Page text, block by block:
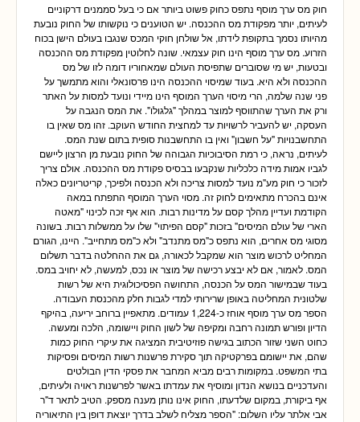
חוק מס ערך מוסף נתפס כחוק פשוט ביותר אם כי בעל סממנים דרקוניים
לעיתים, יותר מפקודת מס ההכנסה. יש הטוענים כי נוקשותו של החוק נובעת
מהיותו נסמך בתקופת לידתו, אל שולחן חוקי המכס שנגבו בעולם הישן בכוח
הזרוע. מס ערך מוסף הינו חוק עצמאי. שונה לחלוטין מפקודת מס ההכנסה
ובטעות, יש מי שסוברים שתפיסת העולם שמאחוריו דומה לזו של מס
ההכנסה ולא היא. בעוד שמיסוי ההכנסה הינו פרסונאלי והוא מתמשך על
פני שנה שלמה, הרי מיסוי הערך המוסף הינו מיידי ונועד למסות על האתר
ורק את הערך שהתווסף למוצר במהלך "גלגולו". את המס הנגבה על
העסקה, יש להעביר לרשויות עד למחצית החודש העוקב. זהו מס שאין בו
התחשבנויות "על חשבון" ואין בו התחשבנות סופית בתום שנת המס.
לעיתים, נראה, כי רמת הסיבוכיות הגבוהה של החוק נובעת מן הרצון ליישם
לגביו אמות מידה כלכליות שנקבעו בבסיס פקודת מס ההכנסה. אולם צריך
לזכור כי חוק מע"מ נועד למסות צריכה ולא הכנסה ולפיכך, קריטריונים כאלה
אינם בהכרח מתאימים לחוק זה. מסוי הערך המוסף התפתח במאה
הקודמת ועדיין מהלך קסם על מדינות רבות. הוא אף זכה לכינוי "מאטה
הארי של עולם המיסים" בזכות "קסם הפיתוי" שלו על ממשלות רבות. בשונה
מסוגי מס אחרים, הוא נתפס כ"מס מתנדב" ולא כ"מס מתחייב". היינו, הגורם
המחליט לרכוש מוצר הוא שמקבל לכאורה, גם את ההחלטה בדבר תשלום
המס. לאמור, אם לא יבצע רכישה של מוצר או נכס, למעשה, לא יחויב במס.
בעוד שבמישור המס על הכנסה, התחושה הפסיכולוגית היא של רשות
שלטונית המחליטה באופן שרירותי למדי לגבות חלק מהכנסת העבודה.
הספר מס ערך מוסף אוחז כ-1,224 עמודים. מתאפיין ברוחב יריעה, בהיקף
הדיון ופורש תמונה רחבה ומקיפה של לשון החוק ויישומה, הלכה ומעשה.
כחוט השני שזור הכתוב בגישה פוזיטיבית המציגה את עיקרי החוק כמות
שהם, את יישומם בפרקטיקה תוך סקירת פרשנות רשות המיסים ופסיקות
בתי המשפט. במקומות רבים מביא המחבר את פסקי הדין הבולטים
והעדכניים בנושא הנדון ומוסיף את עמדתו באשר לפרשנות ראויה ולעיתים,
אף ביקורת, במקום שלדעתו, החוק אינו נותן מענה מספק. הטיב לתאר ד"ר
אבי אלתר עליו השלום: "הספר מצליח לשלב בדרך יוצאת דופן בין התיאוריה